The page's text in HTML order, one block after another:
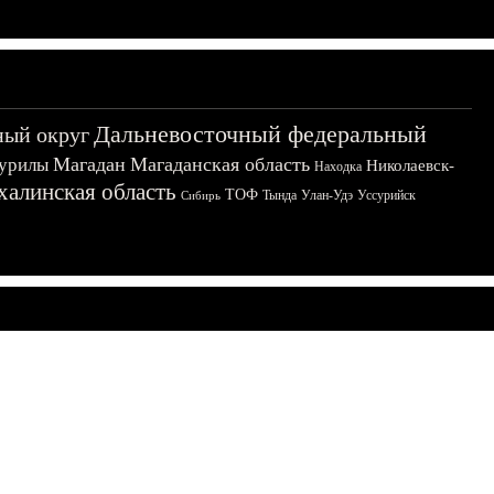
округДальневосточный федеральный
Магадан Магаданская область Находка Николаевск-
область Сибирь ТОФ Тында Улан-Удэ Уссурийск